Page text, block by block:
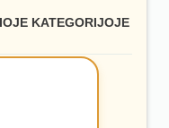
KATEGORIJOJE